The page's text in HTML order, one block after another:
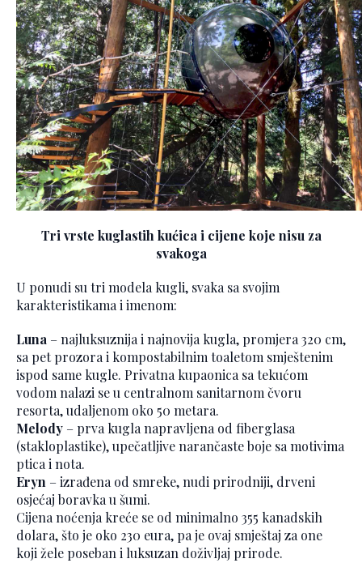
Tri vrste kuglastih kućica i cijene koje nisu za
svakoga
U ponudi su tri modela kugli, svaka sa svojim
karakteristikama i imenom:
Luna – najluksuznija i najnovija kugla, promjera 320 cm,
sa pet prozora i kompostabilnim toaletom smještenim
ispod same kugle. Privatna kupaonica sa tekućom
vodom nalazi se u centralnom sanitarnom čvoru
resorta, udaljenom oko 50 metara.
Melody – prva kugla napravljena od fiberglasa
(stakloplastike), upečatljive narančaste boje sa motivima
ptica i nota.
Eryn – izrađena od smreke, nudi prirodniji, drveni
osjećaj boravka u šumi.
Cijena noćenja kreće se od minimalno 355 kanadskih
dolara, što je oko 230 eura, pa je ovaj smještaj za one
koji žele poseban i luksuzan doživljaj prirode.